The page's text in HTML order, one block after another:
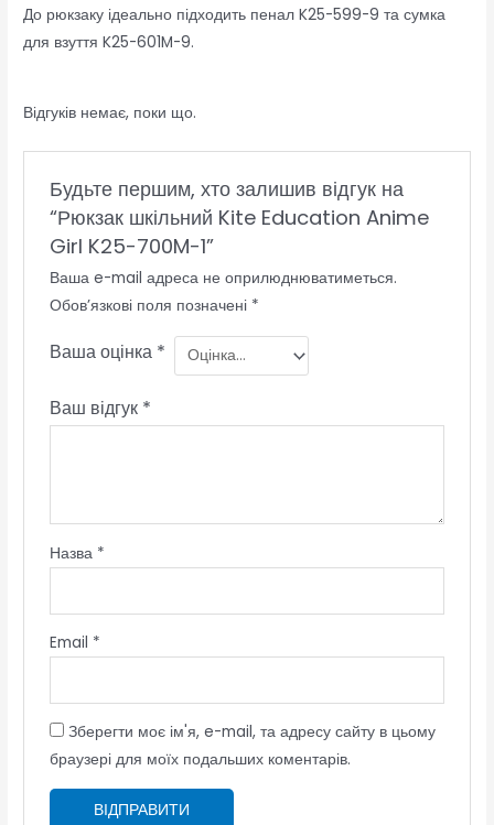
До рюкзаку ідеально підходить пенал K25-599-9 та сумка
для взуття K25-601M-9.
Відгуків немає, поки що.
Будьте першим, хто залишив відгук на
“Рюкзак шкільний Kite Education Anime
Girl K25-700M-1”
Ваша e-mail адреса не оприлюднюватиметься.
Обов’язкові поля позначені *
Ваша оцінка *
Ваш відгук *
Назва *
Email *
Зберегти моє ім'я, e-mail, та адресу сайту в цьому
браузері для моїх подальших коментарів.